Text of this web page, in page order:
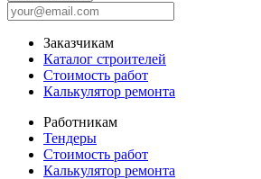
Заказчикам
Каталог строителей
Стоимость работ
Калькулятор ремонта
Работникам
Тендеры
Стоимость работ
Калькулятор ремонта